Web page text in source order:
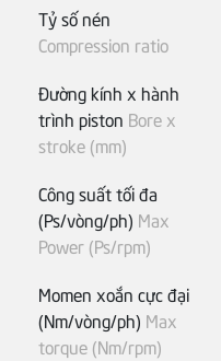
Tỷ số nén
Compression ratio
Đường kính x hành
trình piston Bore x
stroke (mm)
Công suất tối đa
(Ps/vòng/ph) Max
Power (Ps/rpm)
Momen xoắn cực đại
(Nm/vòng/ph) Max
torque (Nm/rpm)